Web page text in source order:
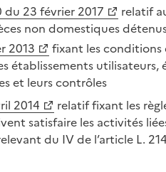
du 23 février 2017
relatif
non domestiques
2013
fixant les conditions
établissements utilisateurs,
et leurs contrôles
2014
relatif fixant les
satisfaire les activités
du IV de l’article L.